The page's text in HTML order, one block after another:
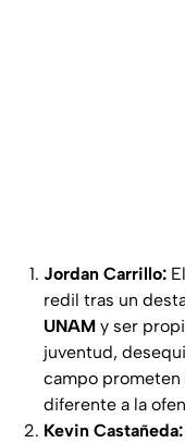
Jordan Carrillo:
redil tras un
UNAM y ser
juventud,
campo
diferente a la
Kevin Castañeda: